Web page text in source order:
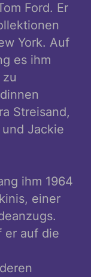
Ford. Er
York. Auf
es ihm
Streisand,
Jackie
ihm 1964
einer
er auf die